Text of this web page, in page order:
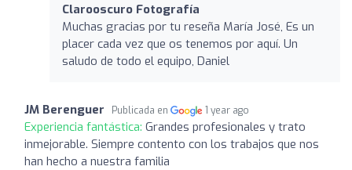
Clarooscuro Fotografía
Muchas gracias por tu reseña María José, Es un
placer cada vez que os tenemos por aquí. Un
saludo de todo el equipo, Daniel
JM Berenguer Publicada en 1 year ago
Experiencia fantástica: Grandes profesionales y trato
inmejorable. Siempre contento con los trabajos que nos
han hecho a nuestra familia